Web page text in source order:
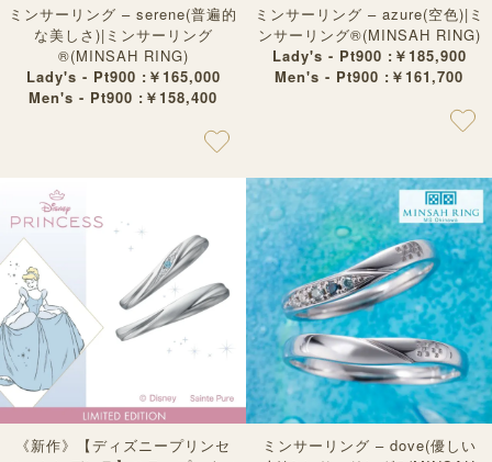
ミンサーリング – serene(普遍的
な美しさ)|ミンサーリング
®︎(MINSAH RING)
Lady's - Pt900 :￥165,000
Men's - Pt900 :￥158,400
ミンサーリング – azure(空色)|ミ
ンサーリング®︎(MINSAH RING)
Lady's - Pt900 :￥185,900
Men's - Pt900 :￥161,700
《新作》【ディズニープリンセ
ミンサーリング – dove(優しい